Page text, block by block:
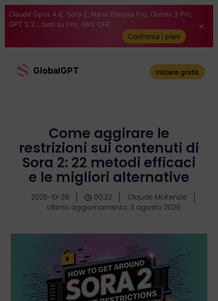
Claude Opus 4.6, Sora 2, Nano Banana Pro, Gemini 3 Pro,
GPT 5.2... tutti su Pro. 46% OFF
Confronta i piani
GlobalGPT Iniziare gratis
Come aggirare le
restrizioni sui contenuti di
Sora 2: 22 metodi efficaci
e le migliori alternative
2025-10-28 00:22
Claude McKenzie
Ultimo aggiornamento: 3 agosto 2026